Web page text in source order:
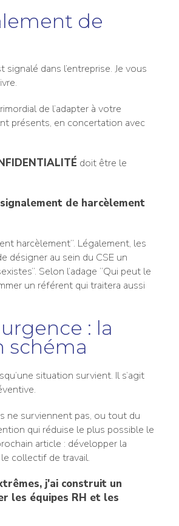
de
dans l’entreprise. Je vous
de l’adapter à votre
présents, en concertation avec
doit être le
de harcèlement
harcèlement”. Légalement, les
désigner au sein du CSE un
Selon l’adage “Qui peut le
un référent qui traitera aussi
: la
schéma
situation survient. Il s’agit
ne surviennent pas, ou tout du
qui réduise le plus possible le
article : développer la
collectif de travail.
j'ai construit un
les équipes RH et les